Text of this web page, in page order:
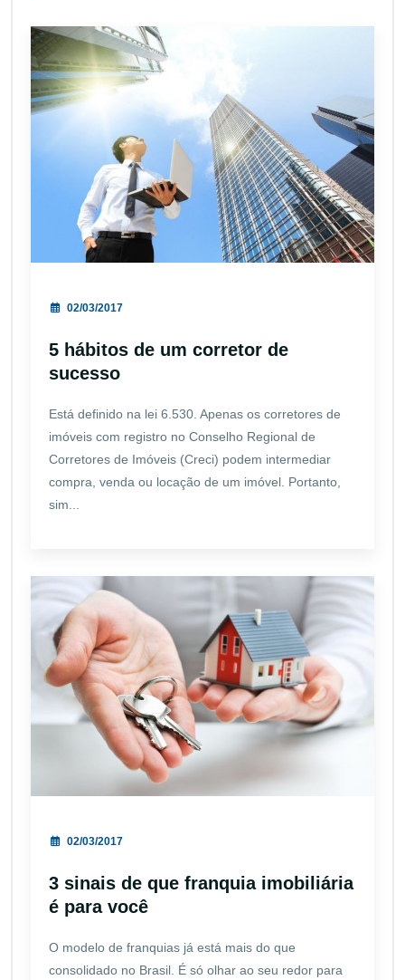
02/03/2017
5 hábitos de um corretor de
sucesso
Está definido na lei 6.530. Apenas os corretores de
imóveis com registro no Conselho Regional de
Corretores de Imóveis (Creci) podem intermediar
compra, venda ou locação de um imóvel. Portanto,
sim...
02/03/2017
3 sinais de que franquia imobiliária
é para você
O modelo de franquias já está mais do que
consolidado no Brasil. É só olhar ao seu redor para